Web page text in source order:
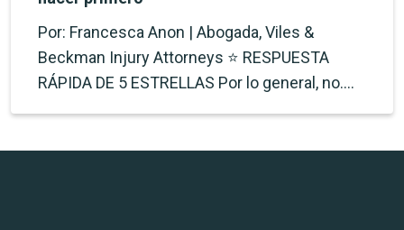
Por: Francesca Anon | Abogada, Viles &
Beckman Injury Attorneys ⭐ RESPUESTA
RÁPIDA DE 5 ESTRELLAS Por lo general, no.…